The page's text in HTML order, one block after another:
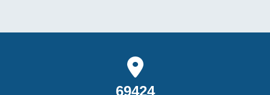
69424